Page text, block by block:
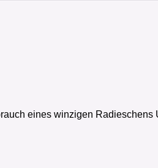
eines winzigen Radieschens